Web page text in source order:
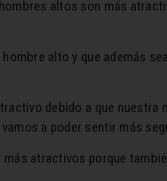
altos son más
alto y que además
debido a que nuestra
a poder sentir más
atractivos porque